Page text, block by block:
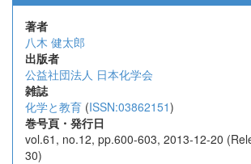
著者
八木 健太郎
出版者
公益社団法人 日本化学会
雑誌
化学と教育 (ISSN:03862151)
巻号頁・発行日
vol.61, no.12, pp.600-603, 2013-12-20
30)